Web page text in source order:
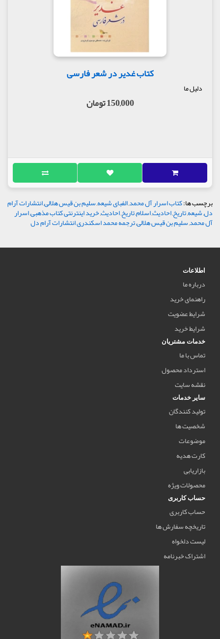
کتاب غدیر در شعر فارسی
دلیل ما
150,000 تومان
برچسب ها:کتاب اسرار آل محمد,الفبای شیعه,سلیم بن قیس هلالی,انتشارات آرام
دل,شیعه,تاریخ,احادیث,اسلام,تاریخ,احادیث,خرید اینترنتی کتاب مذهبی,اسرار
آل محمد,سلیم بن قیس هلالی,ترجمه محمد اسکندری انتشارات آرام دل
اطلاعات
درباره ما
راهنمای خرید
شرایط عضویت
شرایط خرید
خدمات مشتریان
تماس با ما
استرداد محصول
نقشه سایت
سایر خدمات
تولید کنندگان
شخصیت ها
موضوعات
کارت هدیه
بازاریابی
محصولات ویژه
حساب کاربری
حساب کاربری
تاریخچه سفارش ها
لیست دلخواه
اشتراک خبرنامه